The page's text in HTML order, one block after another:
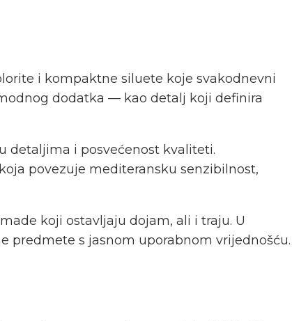
i kompaktne siluete koje svakodnevni
dodatka — kao detalj koji definira
detaljima i posvećenost kvaliteti.
povezuje mediteransku senzibilnost,
koji ostavljaju dojam, ali i traju. U
predmete s jasnom uporabnom vrijednošću.